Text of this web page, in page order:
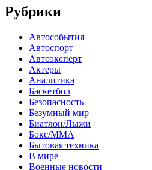
Рубрики
Автособытия
Автоспорт
Автоэксперт
Актеры
Аналитика
Баскетбол
Безопасность
Безумный мир
Биатлон/Лыжи
Бокс/MMA
Бытовая техника
В мире
Военные новости